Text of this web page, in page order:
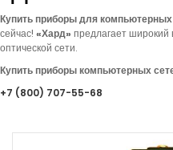
Купить приборы для компьютерных
сейчас! «Хард» предлагаетширокий
оптической сети.
Купить приборы компьютерных
+7 (800) 707-55-68